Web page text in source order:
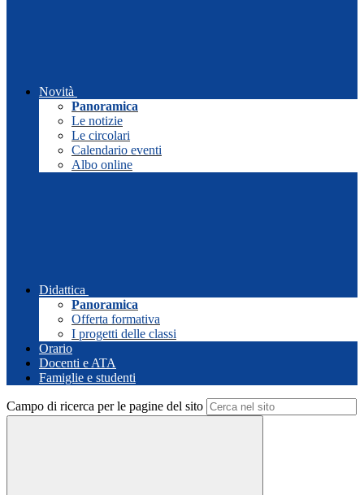
Novità
Panoramica
Le notizie
Le circolari
Calendario eventi
Albo online
Didattica
Panoramica
Offerta formativa
I progetti delle classi
Orario
Docenti e ATA
Famiglie e studenti
Campo di ricerca per le pagine del sito